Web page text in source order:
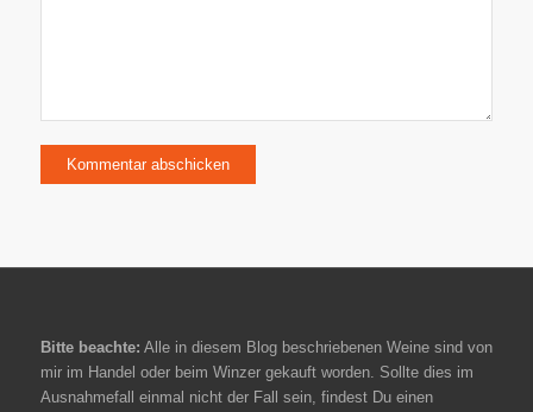
Bitte beachte: Alle in diesem Blog beschriebenen Weine sind von
mir im Handel oder beim Winzer gekauft worden. Sollte dies im
Ausnahmefall einmal nicht der Fall sein, findest Du einen